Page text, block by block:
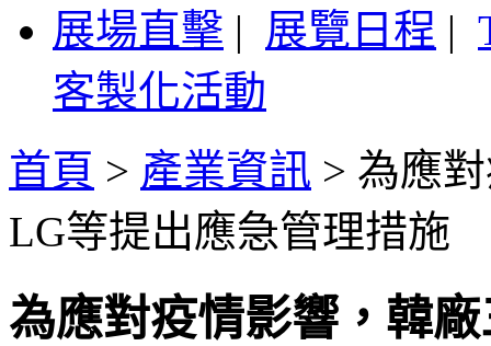
展場直擊 | 展覽日程 |
客製化活動
首頁 > 產業資訊 > 為應
LG等提出應急管理措施
為應對疫情影響，韓